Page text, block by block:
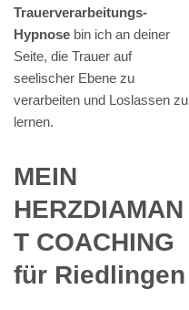
Trauerverarbeitungs-
Hypnose bin ich an deiner
Seite, die Trauer auf
seelischer Ebene zu
verarbeiten und Loslassen zu
lernen.
MEIN
HERZDIAMAN
T COACHING
für Riedlingen